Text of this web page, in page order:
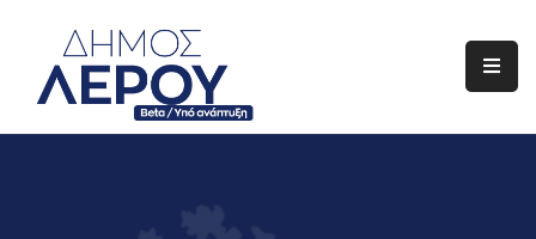
Αρχική